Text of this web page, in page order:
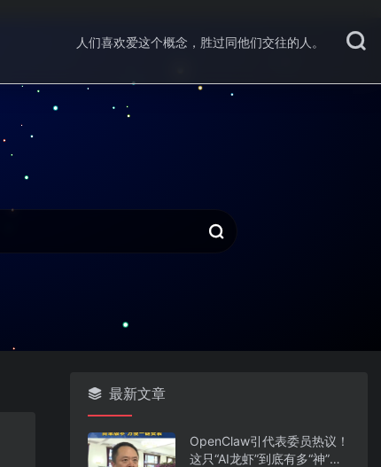
人们喜欢爱这个概念，胜过同他们交往的人。
最新文章
OpenClaw引代表委员热议！
这只“AI龙虾”到底有多“神”？